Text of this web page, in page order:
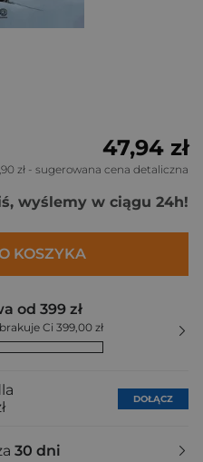
47,94 zł
zł - sugerowana cena detaliczna
wyślemy w ciągu 24h!
KOSZYKA
od 399 zł
Ci 399,00 zł
DOŁĄCZ
30 dni